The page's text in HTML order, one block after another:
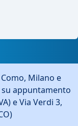
Milano e
appuntamento
e Via Verdi 3,